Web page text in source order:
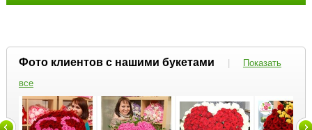
Фото клиентов с нашими букетами |
Показать
все